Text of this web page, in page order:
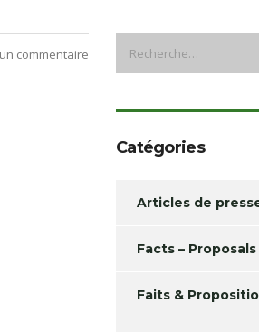
commentaire
Catégories
Articles de
Facts – Proposals
Faits &